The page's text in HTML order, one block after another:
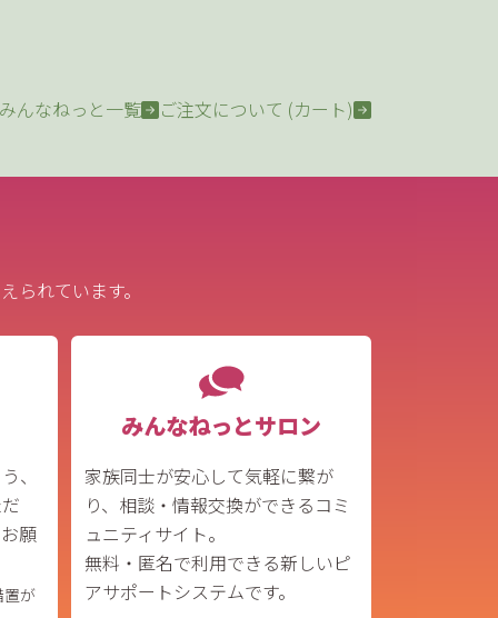
んなねっと一覧 ご注文について (カート)
られています。
、
願
置が
みんなねっとサロン
家族同士が安心して気軽に繋が
り、相談・情報交換ができるコミ
ュニティサイト。
無料・匿名で利用できる新しいピ
アサポートシステムです。